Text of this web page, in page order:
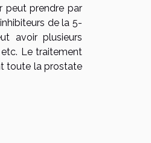
peut prendre par
de la 5-
avoir plusieurs
Le traitement
toute la prostate